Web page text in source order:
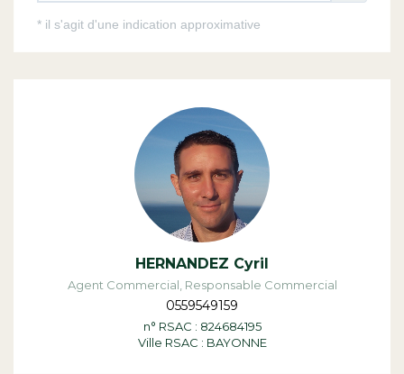
HERNANDEZ Cyril
Agent Commercial, Responsable Commercial
0559549159
n° RSAC : 824684195
Ville RSAC : BAYONNE